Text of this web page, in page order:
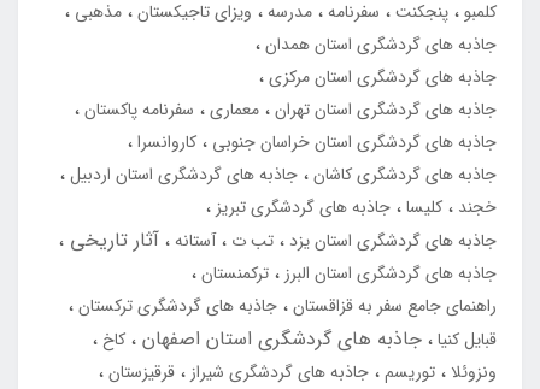
کلمبو پنجکنت سفرنامه مدرسه ویزای تاجیکستان مذهبی
جاذبه های گردشگری استان همدان
جاذبه های گردشگری استان مرکزی
جاذبه های گردشگری استان تهران معماری
سفرنامه پاکستان
جاذبه های گردشگری استان خراسان جنوبی
کاروانسرا
جاذبه های گردشگری کاشان جاذبه های گردشگری استان اردبیل
خجند
کلیسا جاذبه های گردشگری تبریز
جاذبه های گردشگری استان یزد
تب ت آستانه آثار تاریخی
جاذبه های گردشگری استان البرز
ترکمنستان
راهنمای جامع سفر به قزاقستان جاذبه های گردشگری ترکستان
قبایل کنیا جاذبه های گردشگری استان اصفهان
کاخ
ونزوئلا
توریسم جاذبه های گردشگری شیراز قرقیزستان